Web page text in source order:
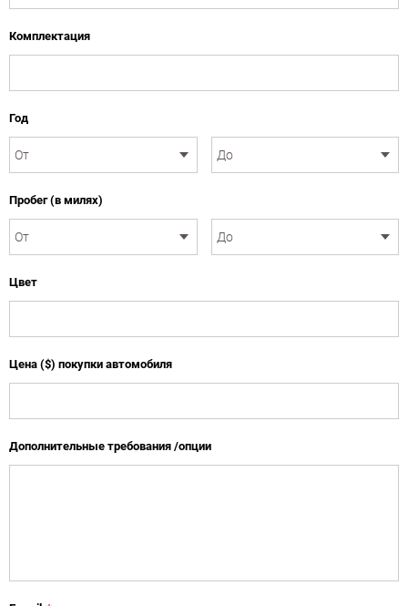
Комплектация
Год
Пробег (в милях)
Цвет
Цена ($) покупки автомобиля
Дополнительные требования /опции